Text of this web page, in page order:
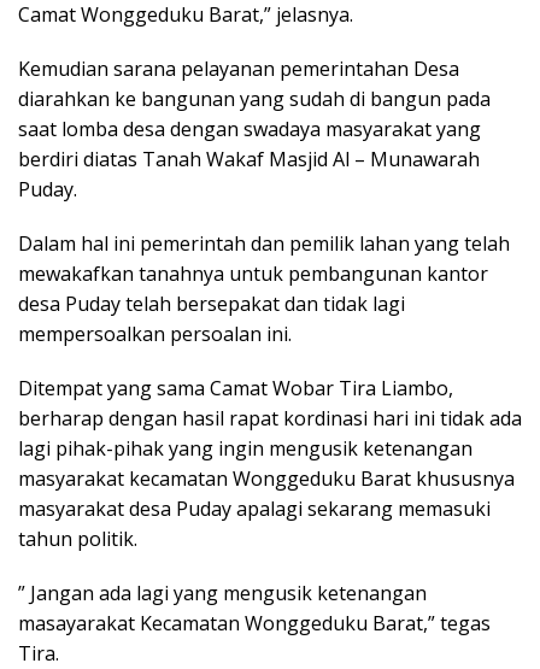
Camat Wonggeduku Barat,” jelasnya.
Kemudian sarana pelayanan pemerintahan Desa
diarahkan ke bangunan yang sudah di bangun pada
saat lomba desa dengan swadaya masyarakat yang
berdiri diatas Tanah Wakaf Masjid Al – Munawarah
Puday.
Dalam hal ini pemerintah dan pemilik lahan yang telah
mewakafkan tanahnya untuk pembangunan kantor
desa Puday telah bersepakat dan tidak lagi
mempersoalkan persoalan ini.
Ditempat yang sama Camat Wobar Tira Liambo,
berharap dengan hasil rapat kordinasi hari ini tidak ada
lagi pihak-pihak yang ingin mengusik ketenangan
masyarakat kecamatan Wonggeduku Barat khususnya
masyarakat desa Puday apalagi sekarang memasuki
tahun politik.
” Jangan ada lagi yang mengusik ketenangan
masayarakat Kecamatan Wonggeduku Barat,” tegas
Tira.